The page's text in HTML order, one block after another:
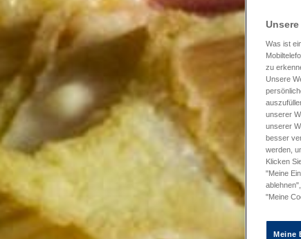
Was ist
zu
Unsere
unserer
unserer
besser
werden,
Klicken
"Meine
"Meine
Meine